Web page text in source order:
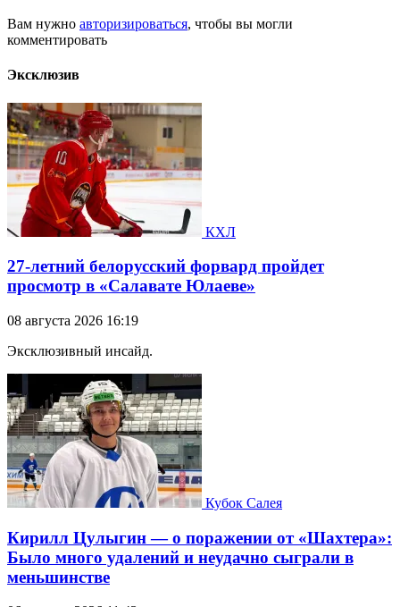
Вам нужно авторизироваться, чтобы вы могли
комментировать
Эксклюзив
КХЛ
27-летний белорусский форвард пройдет
просмотр в «Салавате Юлаеве»
08 августа 2026 16:19
Эксклюзивный инсайд.
Кубок Салея
Кирилл Цулыгин — о поражении от «Шахтера»:
Было много удалений и неудачно сыграли в
меньшинстве